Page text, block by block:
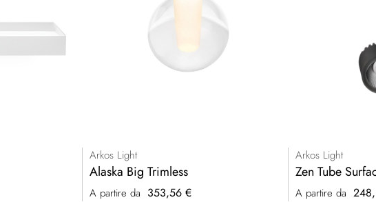
Arkos Light
Alaska Big Trimless
A partire da 353,56 €
Arkos Light
Zen Tube
A partire da